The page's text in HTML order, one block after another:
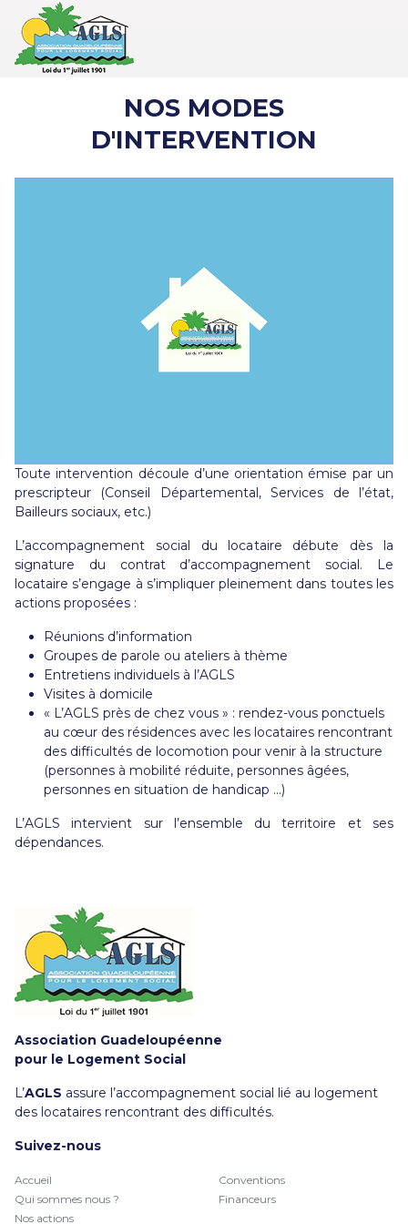
NOS MODES
D'INTERVENTION
Toute intervention découle d’une orientation émise par un
prescripteur (Conseil Départemental, Services de l’état,
Bailleurs sociaux, etc.)
L’accompagnement social du locataire débute dès la
signature du contrat d’accompagnement social. Le
locataire s’engage à s’impliquer pleinement dans toutes les
actions proposées :
Réunions d’information
Groupes de parole ou ateliers à thème
Entretiens individuels à l’AGLS
Visites à domicile
« L’AGLS près de chez vous » : rendez-vous ponctuels
au cœur des résidences avec les locataires rencontrant
des difficultés de locomotion pour venir à la structure
(personnes à mobilité réduite, personnes âgées,
personnes en situation de handicap …)
L’AGLS intervient sur l’ensemble du territoire et ses
dépendances.
Association Guadeloupéenne
pour le Logement Social
L’AGLS assure l’accompagnement social lié au logement
des locataires rencontrant des difficultés.
Suivez-nous
Accueil
Qui sommes nous ?
Nos actions
Conventions
Financeurs